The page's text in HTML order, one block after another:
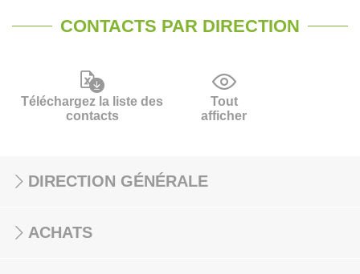
CONTACTS PAR DIRECTION
Téléchargez la liste des
contacts
Tout
afficher
DIRECTION GÉNÉRALE
ACHATS